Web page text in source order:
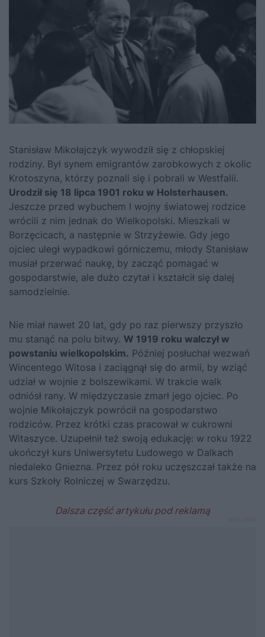
Stanisław Mikołajczyk wywodził się z chłopskiej
rodziny. Był synem emigrantów zarobkowych z okolic
Krotoszyna, którzy poznali się i pobrali w Westfalii.
Urodził się 18 lipca 1901 roku w Holsterhausen.
Jeszcze przed wybuchem I wojny światowej rodzice
wrócili z nim jednak do Wielkopolski. Mieszkali w
Borzęcicach, a następnie w Strzyżewie. Gdy jego
ojciec uległ wypadkowi górniczemu, młody Stanisław
musiał przerwać naukę, by zacząć pomagać w
gospodarstwie, ale dużo czytał i kształcił się dalej
samodzielnie.
Nie miał nawet 20 lat, gdy po raz pierwszy przyszło
mu stanąć na polu bitwy. W 1919 roku walczył w
powstaniu wielkopolskim. Później posłuchał wezwań
Wincentego Witosa i zaciągnął się do armii, by wziąć
udział w wojnie z bolszewikami. W trakcie walk
odniósł rany. W międzyczasie zmarł jego ojciec. Po
wojnie Mikołajczyk powrócił na gospodarstwo
rodziców. Przez krótki czas pracował w cukrowni
Witaszyce. Uzupełnił też swoją edukację: w roku 1922
ukończył kurs Uniwersytetu Ludowego w Dalkach
niedaleko Gniezna. Przez pół roku uczęszczał także na
kurs Szkoły Rolniczej w Swarzędzu.